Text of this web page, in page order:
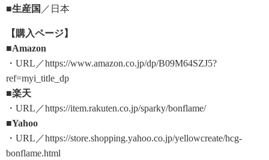
■生産国 ／日本
【購入ページ】
■Amazon
・URL／https://www.amazon.co.jp/dp/B09M64SZJ5?
ref=myi_title_dp
■楽天
・URL／https://item.rakuten.co.jp/sparky/bonflame/
■Yahoo
・URL／https://store.shopping.yahoo.co.jp/yellowcreate/hcg-
bonflame.html